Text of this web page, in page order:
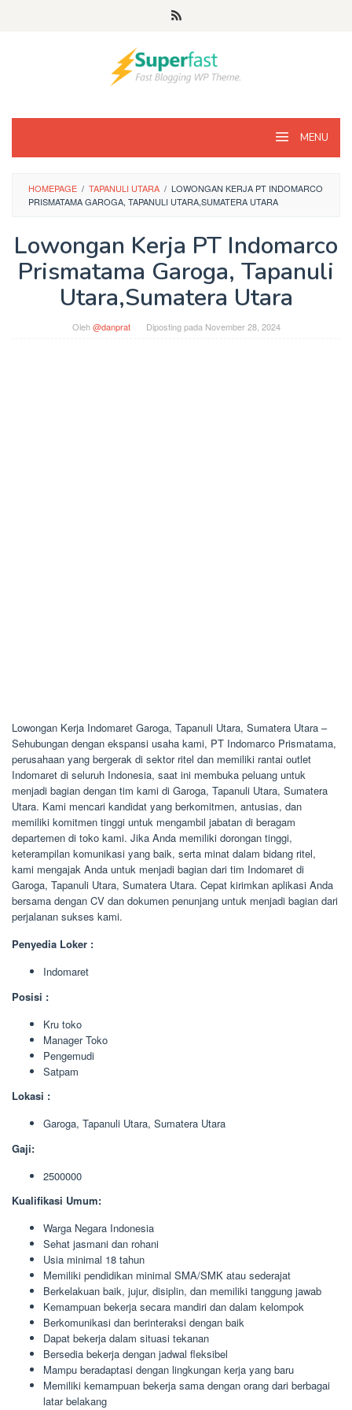
MENU
HOMEPAGE / TAPANULI UTARA / LOWONGAN KERJA PT INDOMARCO
PRISMATAMA GAROGA, TAPANULI UTARA,SUMATERA UTARA
Lowongan Kerja PT Indomarco
Prismatama Garoga, Tapanuli
Utara,Sumatera Utara
Oleh@danprat Diposting pada November 28, 2024
Lowongan Kerja Indomaret Garoga, Tapanuli Utara, Sumatera Utara –
Sehubungan dengan ekspansi usaha kami, PT Indomarco Prismatama,
perusahaan yang bergerak di sektor ritel dan memiliki rantai outlet
Indomaret di seluruh Indonesia, saat ini membuka peluang untuk
menjadi bagian dengan tim kami di Garoga, Tapanuli Utara, Sumatera
Utara. Kami mencari kandidat yang berkomitmen, antusias, dan
memiliki komitmen tinggi untuk mengambil jabatan di beragam
departemen di toko kami. Jika Anda memiliki dorongan tinggi,
keterampilan komunikasi yang baik, serta minat dalam bidang ritel,
kami mengajak Anda untuk menjadi bagian dari tim Indomaret di
Garoga, Tapanuli Utara, Sumatera Utara. Cepat kirimkan aplikasi Anda
bersama dengan CV dan dokumen penunjang untuk menjadi bagian dari
perjalanan sukses kami.
Penyedia Loker :
Indomaret
Posisi :
Kru toko
Manager Toko
Pengemudi
Satpam
Lokasi :
Garoga, Tapanuli Utara, Sumatera Utara
Gaji:
2500000
Kualifikasi Umum:
Warga Negara Indonesia
Sehat jasmani dan rohani
Usia minimal 18 tahun
Memiliki pendidikan minimal SMA/SMK atau sederajat
Berkelakuan baik, jujur, disiplin, dan memiliki tanggung jawab
Kemampuan bekerja secara mandiri dan dalam kelompok
Berkomunikasi dan berinteraksi dengan baik
Dapat bekerja dalam situasi tekanan
Bersedia bekerja dengan jadwal fleksibel
Mampu beradaptasi dengan lingkungan kerja yang baru
Memiliki kemampuan bekerja sama dengan orang dari berbagai
latar belakang